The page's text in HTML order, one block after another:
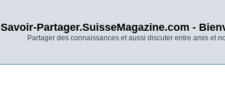
Savoir-Partager.SuisseMagazine.com -
Partager des connaissances et aussi discuter entre amis et